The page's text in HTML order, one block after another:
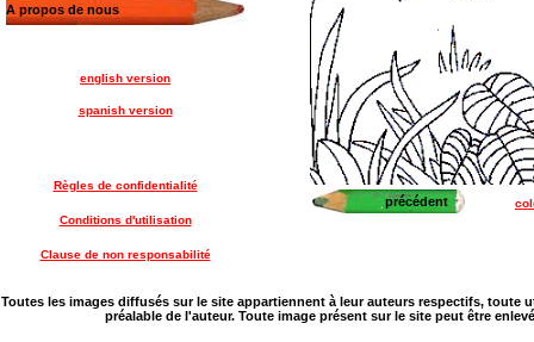
A propos de nous
english version
spanish version
Règles de confidentialité
Conditions d'utilisation
Clause de non responsabilité
précédent
Toutes les images diffusés sur le site appartiennent à leur auteurs respectifs,
préalable de l'auteur. Toute image présent sur le site peut être